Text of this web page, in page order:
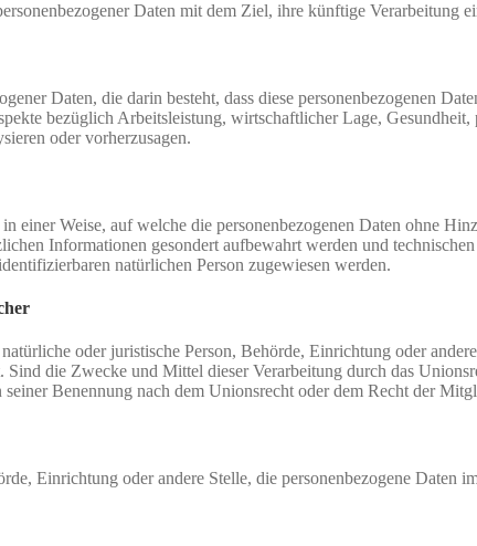
Daten mit dem Ziel, ihre künftige Verarbeitung
Daten, die darin besteht, dass diese personenbezogenen
bezüglich Arbeitsleistung, wirtschaftlicher Lage,
oder vorherzusagen.
einer Weise, auf welche die personenbezogenen Daten ohne
Informationen gesondert aufbewahrt werden und
natürlichen Person zugewiesen werden.
oder juristische Person, Behörde, Einrichtung oder
die Zwecke und Mittel dieser Verarbeitung durch das
Benennung nach dem Unionsrecht oder dem Recht der
Einrichtung oder andere Stelle, die personenbezogene Daten